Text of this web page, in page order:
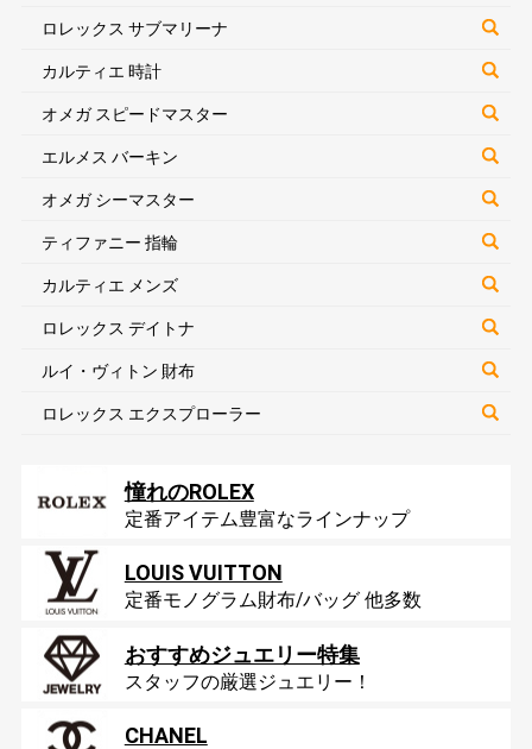
ロレックス サブマリーナ
カルティエ 時計
オメガ スピードマスター
エルメス バーキン
オメガ シーマスター
ティファニー 指輪
カルティエ メンズ
ロレックス デイトナ
ルイ・ヴィトン 財布
ロレックス エクスプローラー
憧れのROLEX
定番アイテム豊富なラインナップ
LOUIS VUITTON
定番モノグラム財布/バッグ 他多数
おすすめジュエリー特集
スタッフの厳選ジュエリー！
CHANEL